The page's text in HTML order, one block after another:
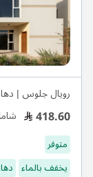
رويال جلوس |
418.60
متوفر
يخفف بالماء